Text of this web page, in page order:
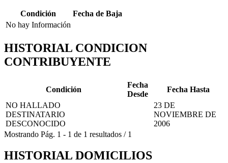
Condición
Fecha de Baja
No hay Información
HISTORIAL CONDICION
CONTRIBUYENTE
Condición
Fecha
Desde
Fecha Hasta
NO HALLADO
DESTINATARIO
DESCONOCIDO
23 DE
NOVIEMBRE DE
2006
Mostrando Pág. 1 - 1 de 1 resultados / 1
HISTORIAL DOMICILIOS